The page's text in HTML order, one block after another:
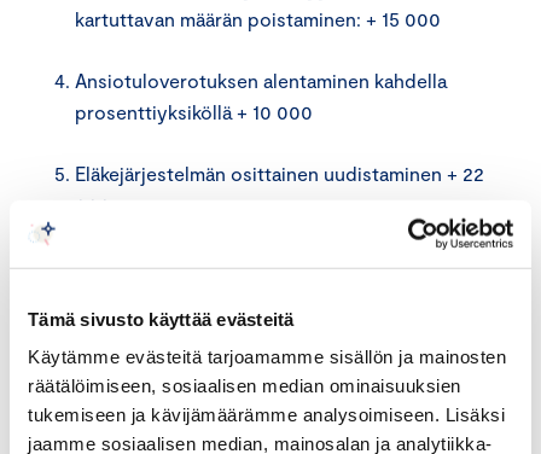
Tämä sivusto käyttää evästeitä
Käytämme evästeitä tarjoamamme sisällön ja mainosten
räätälöimiseen, sosiaalisen median ominaisuuksien
tukemiseen ja kävijämäärämme analysoimiseen. Lisäksi
jaamme sosiaalisen median, mainosalan ja analytiikka-
kartuttavan määrän poistaminen: + 15 000
Ansiotuloverotuksen alentaminen kahdella
prosenttiyksiköllä + 10 000
Eläkejärjestelmän osittainen uudistaminen + 22
000
Aikuiskoulutustuen muutokset, opintotuen
yhdenmukaistaminen tutkintojen keston
kanssa + 5000
Työllisyyttä parantava perhevapaauudistus +